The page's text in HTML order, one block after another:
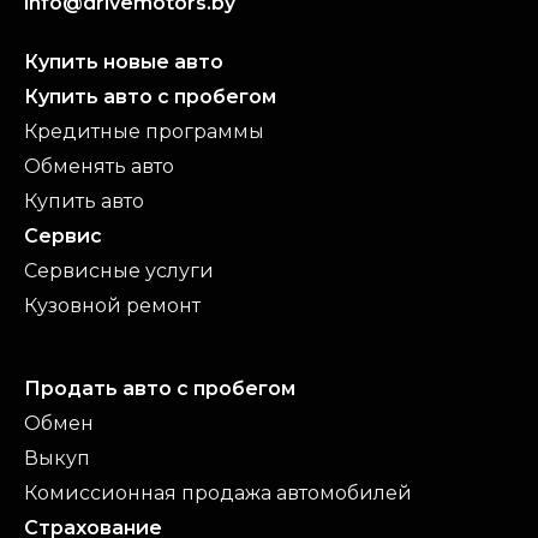
Купить новые авто
Купить авто с пробегом
Кредитные программы
Обменять авто
Купить авто
Сервис
Сервисные услуги
Кузовной ремонт
Продать авто с пробегом
Обмен
Выкуп
Комиссионная продажа автомобилей
Страхование